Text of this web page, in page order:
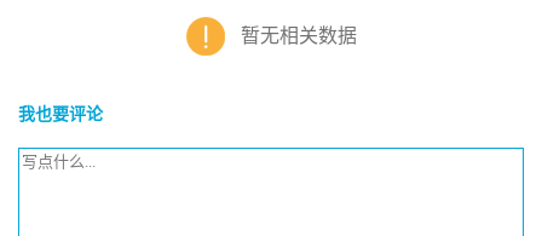
暂无相关数据
我也要评论